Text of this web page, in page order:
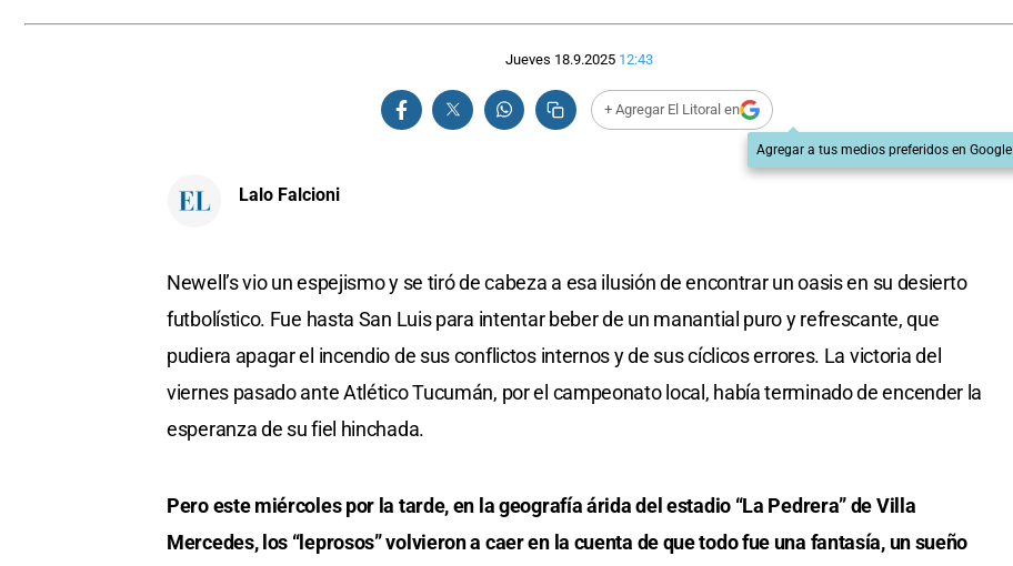
Jueves 18.9.2025 12:43
+ Agregar El Litoral en
Agregar a tus medios preferidos en Google
Lalo Falcioni
Newell’s vio un espejismo y se tiró de cabeza a esa ilusión de encontrar un oasis en su desierto
futbolístico. Fue hasta San Luis para intentar beber de un manantial puro y refrescante, que
pudiera apagar el incendio de sus conflictos internos y de sus cíclicos errores. La victoria del
viernes pasado ante Atlético Tucumán, por el campeonato local, había terminado de encender la
esperanza de su fiel hinchada.
Pero este miércoles por la tarde, en la geografía árida del estadio “La Pedrera” de Villa
Mercedes, los “leprosos” volvieron a caer en la cuenta de que todo fue una fantasía, un sueño